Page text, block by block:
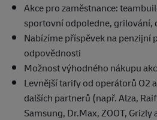
Akce pro zaměstnance:
sportovní odpoledne, grilování,
Nabízíme příspěvek na penzijní
odpovědnosti
Možnost výhodného nákupu
Levnější tarify od operátorů O2
dalších partnerů (např. Alza,
Samsung, Dr.Max, ZOOT,